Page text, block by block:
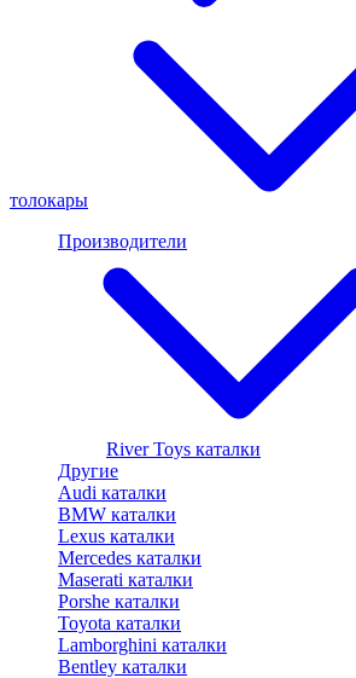
толокары
Производители
River Toys каталки
Другие
Audi каталки
BMW каталки
Lexus каталки
Mercedes каталки
Maserati каталки
Porshe каталки
Toyota каталки
Lamborghini каталки
Bentley каталки